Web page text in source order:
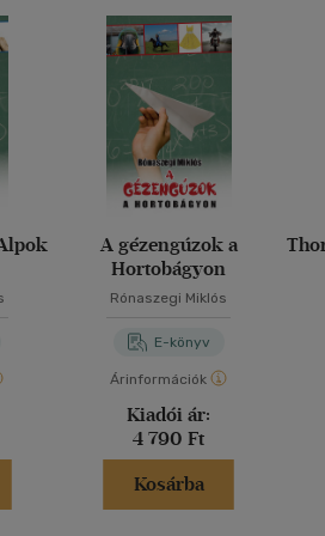
A gézengúzok a
Hortobágyon
Rónaszegi Miklós
E-könyv
Árinformációk
Kiadói ár:
4 790 Ft
Kosárba